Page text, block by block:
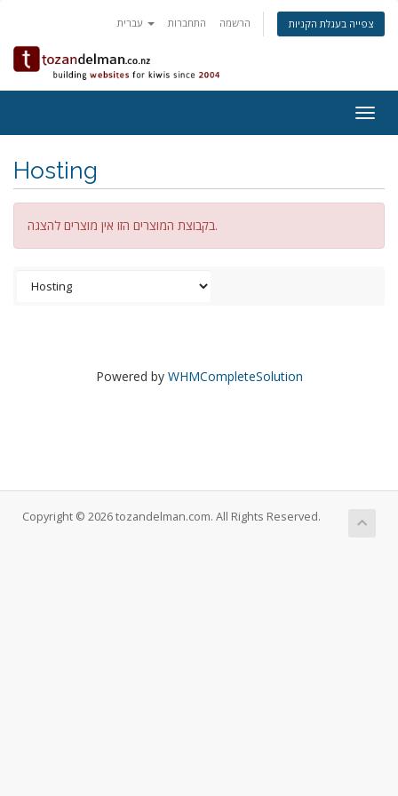
התחברות הרשמה צפייה בעגלת הקניות
Hosting
בקבוצת המוצרים הזו אין מוצרים להצגה.
Powered by WHMCompleteSolution
Copyright © 2026 tozandelman.com. All Rights Reserved.